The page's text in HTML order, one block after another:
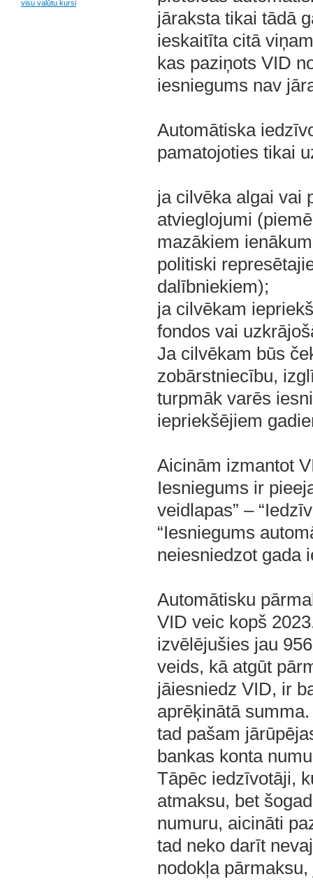
visu valūtu kursi
jāraksta tikai tādā
ieskaitīta citā
kas paziņots VID
iesniegums nav
Automātiska
pamatojoties tikai
ja cilvēka algai vai
atvieglojumi
mazākiem
politiski
dalībniekiem);
ja cilvēkam
fondos vai
Ja cilvēkam būs
zobārstniecību,
turpmāk varēs
iepriekšējiem
Aicinām izmantot
Iesniegums ir
veidlapas” –
“Iesniegums
neiesniedzot gada
Automātisku
VID veic kopš
izvēlējušies jau
veids, kā atgūt
jāiesniedz VID, ir
aprēķinātā
tad pašam
bankas konta
Tāpēc iedzīvotāji,
atmaksu, bet
numuru, aicināti
tad neko darīt
nodokļa